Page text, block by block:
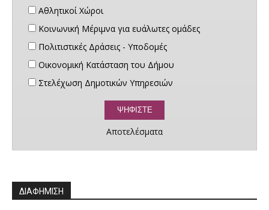
Αθλητικοί Χώροι
Κοινωνική Μέριμνα για ευάλωτες ομάδες
Πολιτιστικές Δράσεις - Υποδομές
Οικονομική Κατάσταση του Δήμου
Στελέχωση Δημοτικών Υπηρεσιών
Αποτελέσματα
ΔΙΑΦΗΜΙΣΗ